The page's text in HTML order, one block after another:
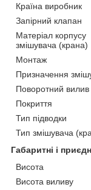
Країна виробник
Запірний клапан
Матеріал корпусу
змішувача (крана)
Монтаж
Призначення
Поворотний вилив
Покриття
Тип підводки
Тип змішувача
Габаритні і
Висота
Висота виливу